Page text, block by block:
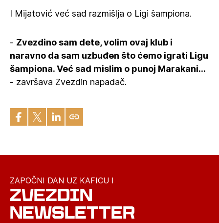
I Mijatović već sad razmišlja o Ligi šampiona.
- Zvezdino sam dete, volim ovaj klub i
naravno da sam uzbuđen što ćemo igrati Ligu
šampiona. Već sad mislim o punoj Marakani…
- završava Zvezdin napadač.
ZAPOČNI DAN UZ KAFICU I
ZVEZDIN
NEWSLETTER